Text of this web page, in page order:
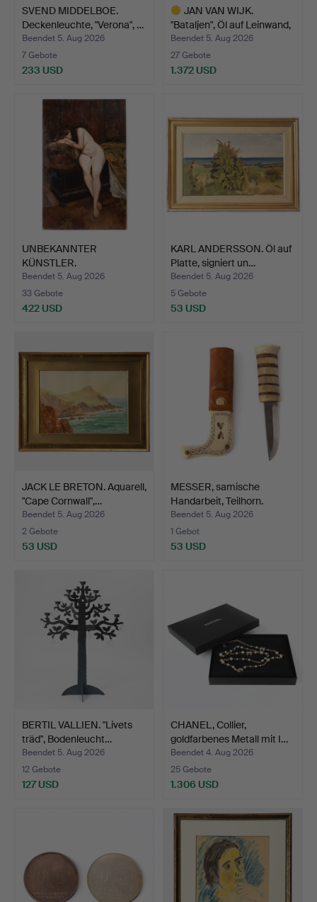
SVEND MIDDELBOE.
Deckenleuchte, "Verona", …
Beendet 5. Aug 2026
7 Gebote
233 USD
JAN VAN WIJK.
"Bataljen", Öl auf Leinwand,
…
Beendet 5. Aug 2026
27 Gebote
1.372 USD
UNBEKANNTER
KÜNSTLER.
Akademiemalerei nach…
Beendet 5. Aug 2026
33 Gebote
422 USD
KARL ANDERSSON. Öl auf
Platte, signiert un…
Beendet 5. Aug 2026
5 Gebote
53 USD
JACK LE BRETON. Aquarell,
"Cape Cornwall",…
Beendet 5. Aug 2026
2 Gebote
53 USD
MESSER, samische
Handarbeit, Teilhorn.
Beendet 5. Aug 2026
1 Gebot
53 USD
BERTIL VALLIEN. "Livets
träd", Bodenleucht…
Beendet 5. Aug 2026
12 Gebote
127 USD
CHANEL, Collier,
goldfarbenes Metall mit I…
Beendet 4. Aug 2026
25 Gebote
1.306 USD